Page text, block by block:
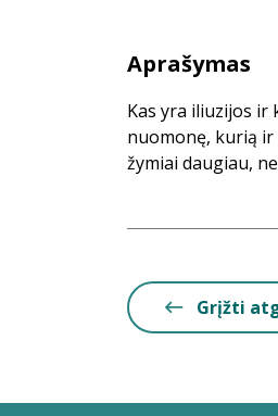
Aprašymas
Kas yra iliuzijos ir
nuomonę, kurią
žymiai daugiau,
Grįžti